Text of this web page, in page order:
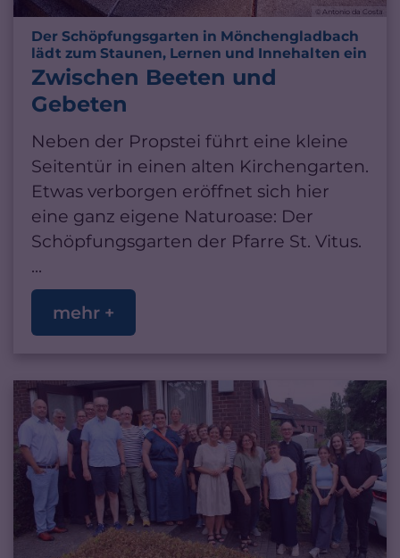
© Antonio da Costa
Der Schöpfungsgarten in Mönchengladbach
lädt zum Staunen, Lernen und Innehalten ein
Zwischen Beeten und
Gebeten
Neben der Propstei führt eine kleine
Seitentür in einen alten Kirchengarten.
Etwas verborgen eröffnet sich hier
eine ganz eigene Naturoase: Der
Schöpfungsgarten der Pfarre St. Vitus.
...
mehr +